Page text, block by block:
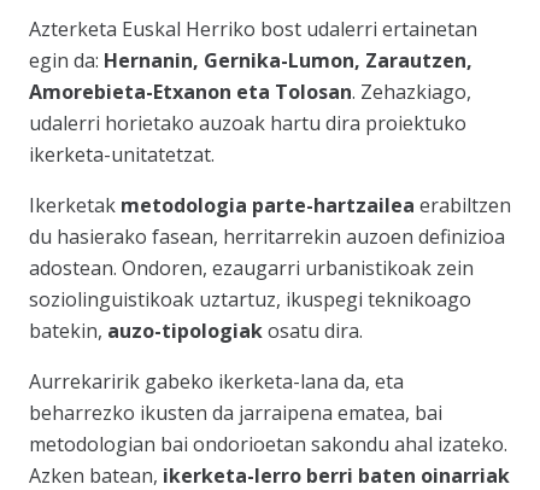
Azterketa Euskal Herriko bost udalerri ertainetan
egin da: Hernanin, Gernika-Lumon, Zarautzen,
Amorebieta-Etxanon eta Tolosan. Zehazkiago,
udalerri horietako auzoak hartu dira proiektuko
ikerketa-unitatetzat.
Ikerketak metodologia parte-hartzailea erabiltzen
du hasierako fasean, herritarrekin auzoen definizioa
adostean. Ondoren, ezaugarri urbanistikoak zein
soziolinguistikoak uztartuz, ikuspegi teknikoago
batekin, auzo-tipologiakosatu dira.
Aurrekaririk gabeko ikerketa-lana da, eta
beharrezko ikusten da jarraipena ematea, bai
metodologian bai ondorioetan sakondu ahal izateko.
Azken batean, ikerketa-lerro berri baten oinarriak